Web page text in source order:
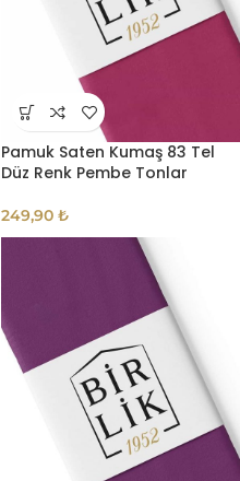
Pamuk Saten Kumaş 83 Tel
Düz Renk Pembe Tonlar
249,90 ₺